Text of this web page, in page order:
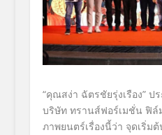
“คุณสง่า ฉัตรชัยรุ่งเรือง” ป
บริษัท ทรานส์ฟอร์เมชั่น ฟิล์
ภาพยนตร์เรื่องนี้ว่า จุดเริ่ม